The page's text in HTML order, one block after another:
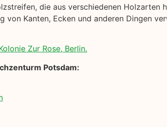
die aus verschiedenen
von Kanten, Ecken und anderen Dingen
Zur Rose, Berlin.
Potsdam: